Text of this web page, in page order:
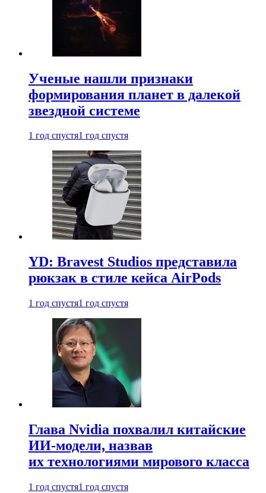
Ученые нашли признаки
формирования планет в далекой
звездной системе
1 год спустя1 год спустя
YD: Bravest Studios представила
рюкзак в стиле кейса AirPods
1 год спустя1 год спустя
Глава Nvidia похвалил китайские
ИИ-модели, назвав
их технологиями мирового класса
1 год спустя1 год спустя